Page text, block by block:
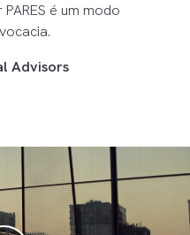
é um modo
Advisors